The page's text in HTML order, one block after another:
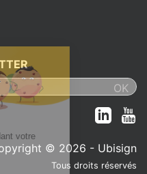
© 2026 - Ubisign
Tous droits réservés
pendant votre